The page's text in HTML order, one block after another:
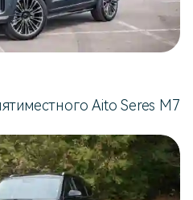
Aito Seres M7